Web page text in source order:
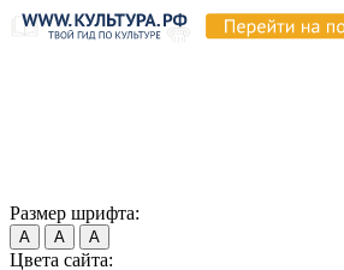
Размер шрифта:
А А А
Цвета сайта: